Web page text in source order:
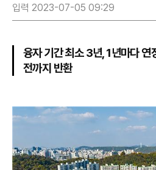
입력 2023-07-05 09:29
융자 기간 최소 3년, 1년마다
전까지 반환